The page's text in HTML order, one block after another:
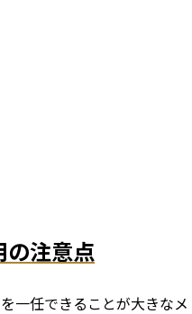
の注意点
一任できることが大きなメ